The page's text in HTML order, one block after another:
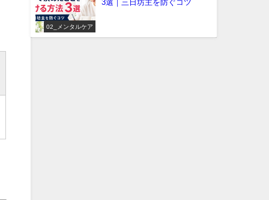
02_メンタルケア
3選｜三日坊主を防ぐコツ